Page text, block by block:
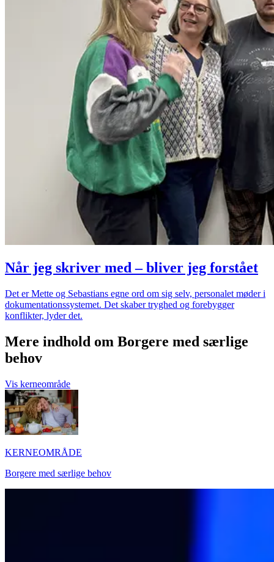
Når jeg skriver med – bliver jeg forstået
Det er Mette og Sebastians egne ord om sig selv, personalet møder i
dokumentationssystemet. Det skaber tryghed og forebygger
konflikter, lyder det.
Mere indhold om Borgere med særlige
behov
Vis kerneområde
KERNEOMRÅDE
Borgere med særlige behov